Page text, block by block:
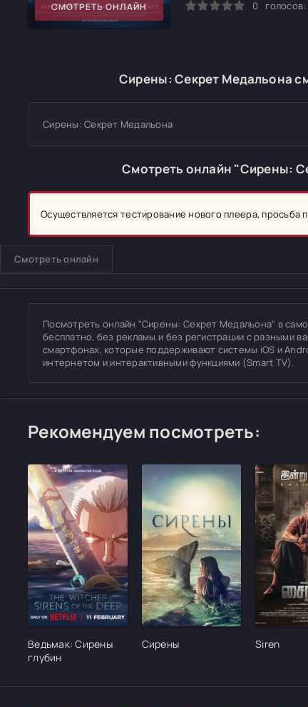
СМОТРЕТЬ ОНЛАЙН
0 1 2 3 4 5 0 голосов:
Сирены: Секрет Медальона
Сирены: Секрет Медальона
Смотреть онлайн "Сирены:
Осуществляется тестирование нового плеера,
Смотреть онлайн
Посмотреть онлайн "Сирены: Секрет Медальона" в
бесплатно, без рекламы и без регистрации с разными
смартфонах, которые поддерживают системы iOS и
интернетом и интерактивными функциями (Smart TV).
Рекомендуем посмотреть:
[/xfgiven_cvh_poster_urlcvh_poster_url]
Ведьмак: Сирены
глубин
[/
Сирены
[/
Siren